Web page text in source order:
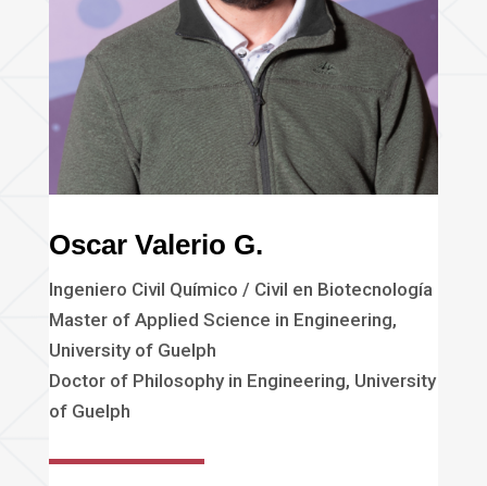
Oscar Valerio G.
Ingeniero Civil Químico / Civil en Biotecnología
Master of Applied Science in Engineering,
University of Guelph
Doctor of Philosophy in Engineering, University
of Guelph